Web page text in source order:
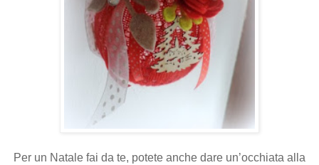
Per un Natale fai da te, potete anche dare un’occhiata alla